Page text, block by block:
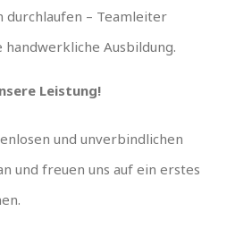
durchlaufen – Teamleiter
Ausbildung.
Leistung!
und unverbindlichen
und freuen uns auf ein erstes